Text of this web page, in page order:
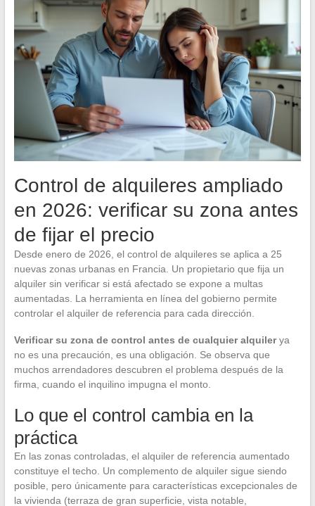
Control de alquileres ampliado
en 2026: verificar su zona antes
de fijar el precio
Desde enero de 2026, el control de alquileres se aplica a 25
nuevas zonas urbanas en Francia. Un propietario que fija un
alquiler sin verificar si está afectado se expone a multas
aumentadas. La herramienta en línea del gobierno permite
controlar el alquiler de referencia para cada dirección.
Verificar su zona de control antes de cualquier alquilerya
no es una precaución, es una obligación. Se observa que
muchos arrendadores descubren el problema después de la
firma, cuando el inquilino impugna el monto.
Lo que el control cambia en la
práctica
En las zonas controladas, el alquiler de referencia aumentado
constituye el techo. Un complemento de alquiler sigue siendo
posible, pero únicamente para características excepcionales de
la vivienda (terraza de gran superficie, vista notable,